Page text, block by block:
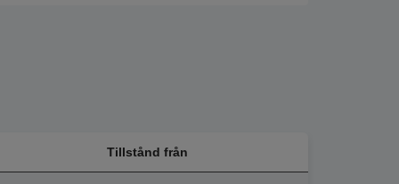
Tillstånd från